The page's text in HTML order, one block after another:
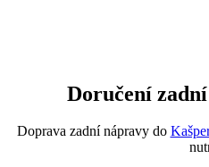
Doručení
Doprava zadní nápravy do